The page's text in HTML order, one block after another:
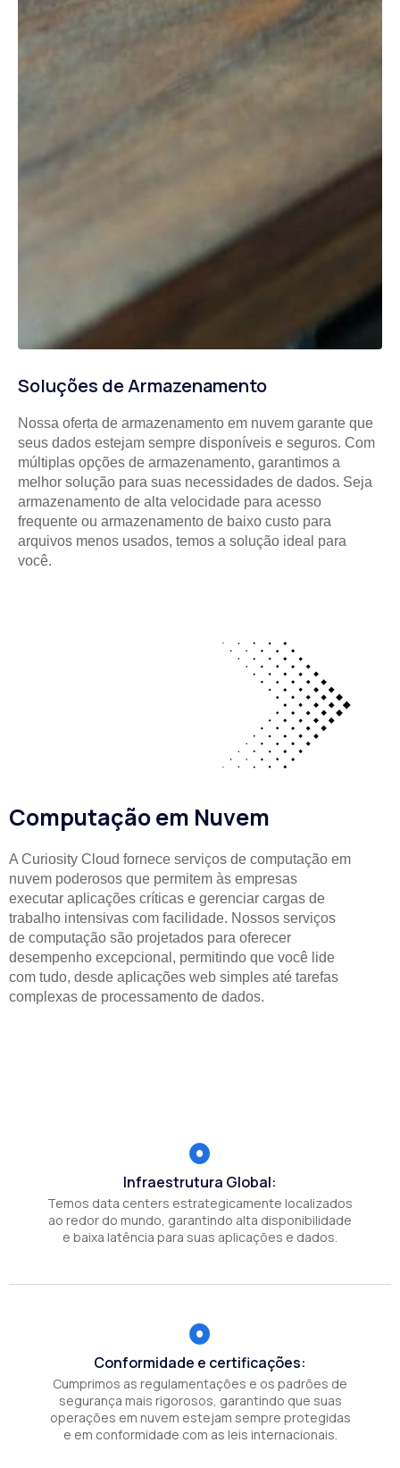
Soluções de Armazenamento
Nossa oferta de armazenamento em nuvem garante que
seus dados estejam sempre disponíveis e seguros. Com
múltiplas opções de armazenamento, garantimos a
melhor solução para suas necessidades de dados. Seja
armazenamento de alta velocidade para acesso
frequente ou armazenamento de baixo custo para
arquivos menos usados, temos a solução ideal para
você.
Computação em Nuvem
A Curiosity Cloud fornece serviços de computação em
nuvem poderosos que permitem às empresas
executar aplicações críticas e gerenciar cargas de
trabalho intensivas com facilidade. Nossos serviços
de computação são projetados para oferecer
desempenho excepcional, permitindo que você lide
com tudo, desde aplicações web simples até tarefas
complexas de processamento de dados.
Infraestrutura Global:
Temos data centers estrategicamente localizados
ao redor do mundo, garantindo alta disponibilidade
e baixa latência para suas aplicações e dados.
Conformidade e certificações:
Cumprimos as regulamentações e os padrões de
segurança mais rigorosos, garantindo que suas
operações em nuvem estejam sempre protegidas
e em conformidade com as leis internacionais.